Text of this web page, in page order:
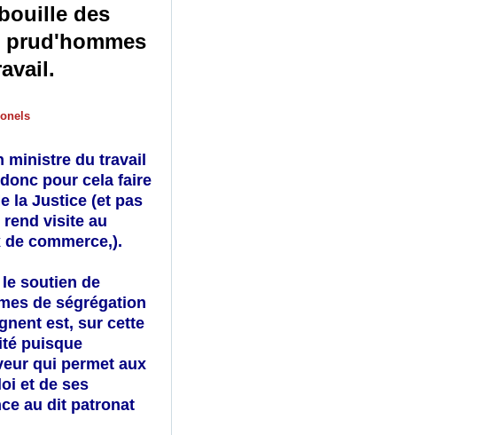
des
ministre du travail
pour cela faire
la Justice (et pas
rend visite au
commerce,).
soutien de
de ségrégation
est, sur cette
puisque
qui permet aux
et de ses
au dit patronat